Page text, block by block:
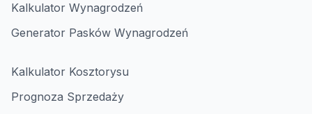
Kalkulator Wynagrodzeń
Generator Pasków Wynagrodzeń
Kalkulator Kosztorysu
Prognoza Sprzedaży